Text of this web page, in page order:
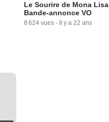
Le Sourire de Mona Lisa
Bande-annonce VO
8 624 vues - Il y a 22 ans